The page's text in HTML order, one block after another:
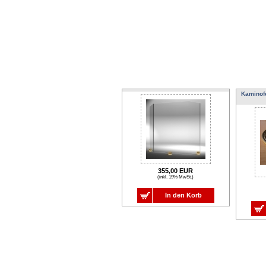
355,00 EUR
(inkl. 19% MwSt.)
In den Korb